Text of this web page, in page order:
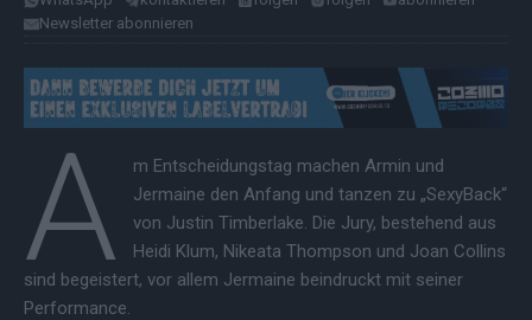
Newsletter abonnieren
A
m Entscheidungstag machen Armin und
Jermaine den Anfang und tanzen zu „SexyBack“
von Justin Timberlake. Die Jury, bestehend aus
Heidi Klum, Nikeata Thompson und Joan Collins
sind begeistert, vor allem Jermaine beindruckt mit seiner
Performance.